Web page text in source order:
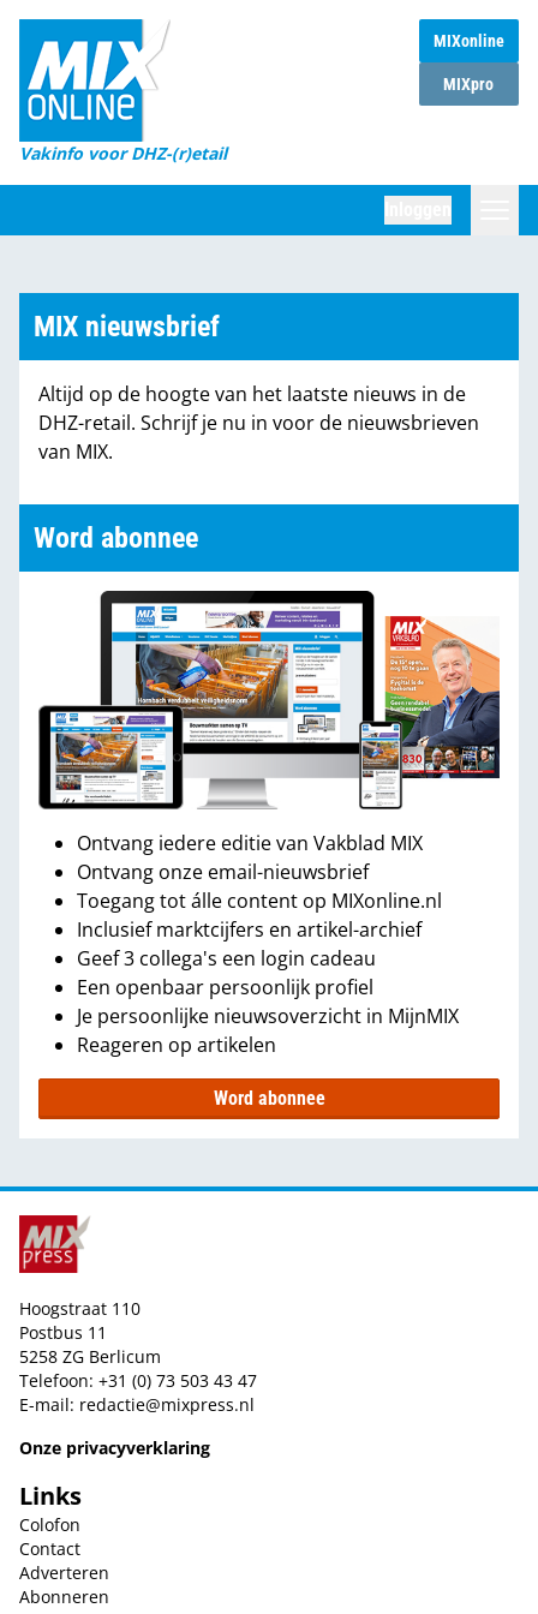
MIXonline
MIXpro
Vakinfo voor DHZ-(r)etail
Home
Magazines
DHZ Sessie
Marktcijfers
Partners
MIX nieuwsbrief
Altijd op de hoogte van het laatste nieuws in de
DHZ-retail. Schrijf je nu in voor de nieuwsbrieven
van MIX.
Word abonnee
Ontvang iedere editie van Vakblad MIX
Ontvang onze email-nieuwsbrief
Toegang tot álle content op MIXonline.nl
Inclusief marktcijfers en artikel-archief
Geef 3 collega's een login cadeau
Een openbaar persoonlijk profiel
Je persoonlijke nieuwsoverzicht in MijnMIX
Reageren op artikelen
Word abonnee
Hoogstraat 110
Postbus 11
5258 ZG Berlicum
Telefoon: +31 (0) 73 503 43 47
E-mail: redactie@mixpress.nl
Onze privacyverklaring
Links
Colofon
Contact
Adverteren
Abonneren